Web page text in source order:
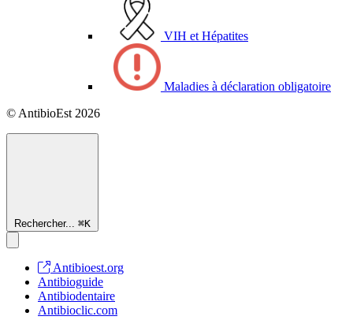
VIH et Hépatites
Maladies à déclaration obligatoire
© AntibioEst 2026
Rechercher... ⌘K
Antibioest.org
Antibioguide
Antibiodentaire
Antibioclic.com